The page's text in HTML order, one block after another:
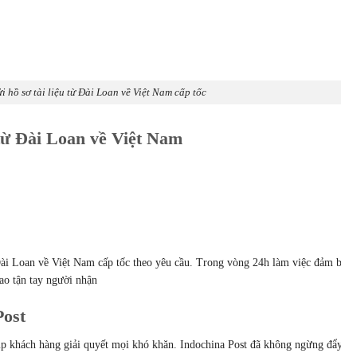
hồ sơ tài liệu từ Đài Loan về Việt Nam cấp tốc
Đài Loan về Việt Nam
Loan về Việt Nam cấp tốc theo yêu cầu. Trong vòng 24h làm việc đảm
tận tay người nhận
khách hàng giải quyết mọi khó khăn. Indochina Post đã không ngừng